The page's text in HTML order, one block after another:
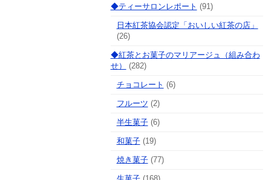
◆ティーサロンレポート (91)
日本紅茶協会認定「おいしい紅茶の店」
(26)
◆紅茶とお菓子のマリアージュ（組み合わ
せ）
(282)
チョコレート (6)
フルーツ (2)
半生菓子(6)
和菓子(19)
焼き菓子(77)